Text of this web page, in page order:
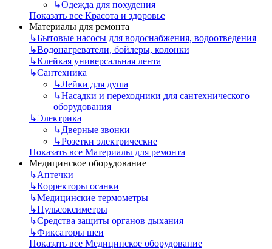
↳Одежда для похудения
Показать все Красота и здоровье
Материалы для ремонта
↳Бытовые насосы для водоснабжения, водоотведения
↳Водонагреватели, бойлеры, колонки
↳Клейкая универсальная лента
↳Сантехника
↳Лейки для душа
↳Насадки и переходники для сантехнического
оборудования
↳Электрика
↳Дверные звонки
↳Розетки электрические
Показать все Материалы для ремонта
Медицинское оборудование
↳Аптечки
↳Корректоры осанки
↳Медицинские термометры
↳Пульсоксиметры
↳Средства защиты органов дыхания
↳Фиксаторы шеи
Показать все Медицинское оборудование